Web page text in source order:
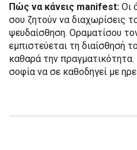
Πώς να κάνεις manifest: Οι
σου ζητούν να διαχωρίσεις
ψευδαίσθηση. Οραματίσου
εμπιστεύεται τη διαίσθησή
καθαρά την
σοφία να σε καθοδηγεί με